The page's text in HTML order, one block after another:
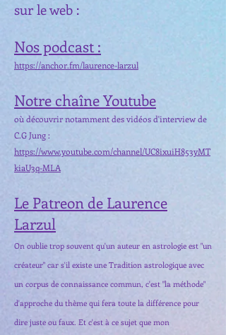
sur le web :
Nos podcast :
https://anchor.fm/laurence-larzul
Notre chaîne Youtube
où découvrir notamment des vidéos d'interview de
C.G Jung :
https://www.youtube.com/channel/UC8ixuiH853yMT
kiaU3q-MLA
Le Patreon de Laurence
Larzul
On oublie trop souvent qu'un auteur en astrologie est "un
créateur" car s'il existe une Tradition astrologique avec
un corpus de connaissance commun, c'est "la méthode"
d'approche du thème qui fera toute la différence pour
dire juste ou faux. Et c'est à ce sujet que mon